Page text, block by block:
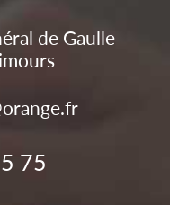
de Gaulle
75